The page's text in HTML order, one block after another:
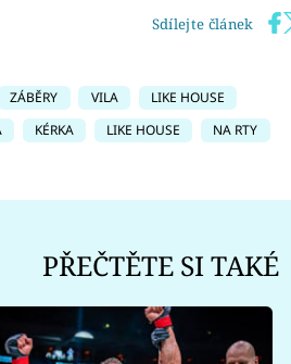
Sdílejte článek
ZÁBĚRY VILA
LIKE HOUSE
KÉRKA LIKE HOUSE NA RTY
PŘEČTĚTE SI TAKÉ